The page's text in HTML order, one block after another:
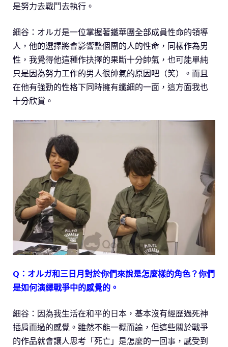
是努力去戰鬥去執行。
細谷：オルガ是一位掌握著鐵華團全部成員性命的領導
人，他的選擇將會影響整個團的人的性命，同樣作為男
性，我覺得他這種作抉擇的果斷十分帥氣，也可能單純
只是因為努力工作的男人很帥氣的原因吧（笑）。而且
在他有強勁的性格下同時擁有纖細的一面，這方面我也
十分欣賞。
Q：オルガ和三日月對於你們來說是怎麼樣的角色？你們
是如何演繹戰爭中的感覺的。
細谷：因為我生活在和平的日本，基本沒有經歷過死神
插肩而過的感覺。雖然不能一概而論，但這些關於戰爭
的作品就會讓人思考「死亡」是怎麼的一回事，感受到